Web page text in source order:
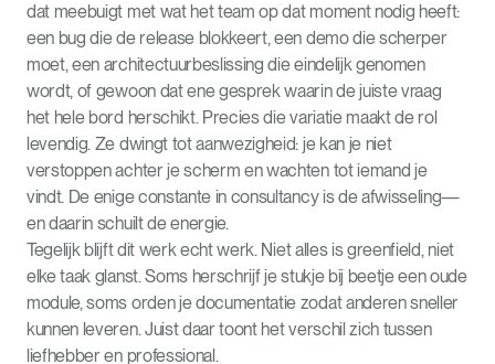
dat meebuigt met wat het team op dat moment nodig heeft:
een bug die de release blokkeert, een demo die scherper
moet, een architectuurbeslissing die eindelijk genomen
wordt, of gewoon dat ene gesprek waarin de juiste vraag
het hele bord herschikt. Precies die variatie maakt de rol
levendig. Ze dwingt tot aanwezigheid: je kan je niet
verstoppen achter je scherm en wachten tot iemand je
vindt. De enige constante in consultancy is de afwisseling—
en daarin schuilt de energie.
Tegelijk blijft dit werk echt werk. Niet alles is greenfield, niet
elke taak glanst. Soms herschrijf je stukje bij beetje een oude
module, soms orden je documentatie zodat anderen sneller
kunnen leveren. Juist daar toont het verschil zich tussen
liefhebber en professional.